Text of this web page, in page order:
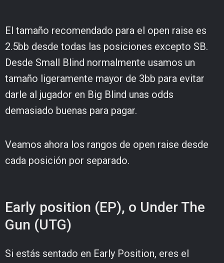
El tamaño recomendado para el open raise es
2.5bb desde todas las posiciones excepto SB.
Desde Small Blind normalmente usamos un
tamaño ligeramente mayor de 3bb para evitar
darle al jugador en Big Blind unas odds
demasiado buenas para pagar.
Veamos ahora los rangos de open raise desde
cada posición por separado.
Early position (EP), o Under The
Gun (UTG)
Si estás sentado en Early Position, eres el